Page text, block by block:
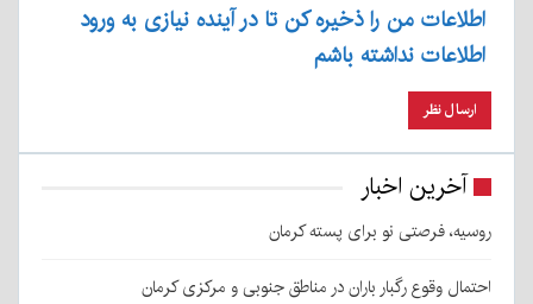
اطلاعات من را ذخیره کن تا در آینده نیازی به ورود
اطلاعات نداشته باشم
آخرین اخبار
روسیه، فرصتی نو برای پسته کرمان
احتمال وقوع رگبار باران در مناطق جنوبی و مرکزی کرمان